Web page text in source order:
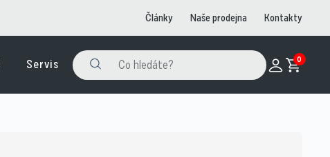
Články Naše prodejna Kontakty
Servis 0